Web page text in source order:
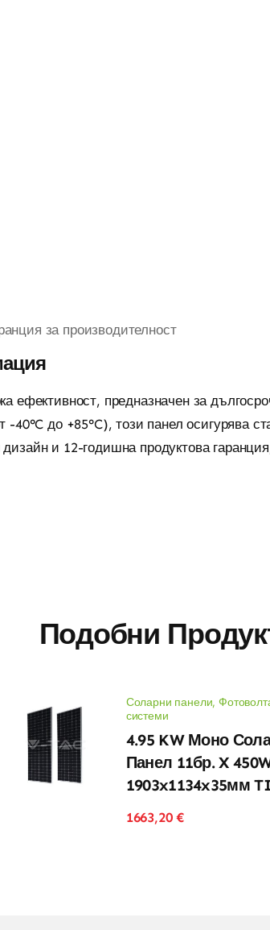
за производителност
ефективност, предназначен за
40°C до +85°C), този панел осигурява
и 12-годишна продуктова
Подобни
Соларни панели,
системи
4.95 KW Моно
Панел 11бр. X
1903x1134x35мм
1663,20€